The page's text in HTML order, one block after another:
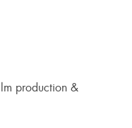
production &